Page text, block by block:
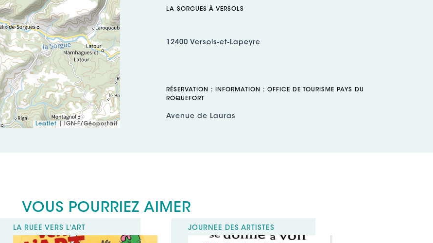
LA SORGUES À VERSOLS
12400 Versols-et-Lapeyre
RÉSERVATION : INFORMATION : OFFICE DE TOURISME PAYS DU
ROQUEFORT
Avenue de Lauras
Autres réseaux sociaux (URL) :
https://www.instagram.com/roqueforttourisme/
Leaflet | IGN-F/Géoportail
VOUS POURRIEZ AIMER
LA RUÉE VERS L'ART JOURNÉE DES ARTISTES